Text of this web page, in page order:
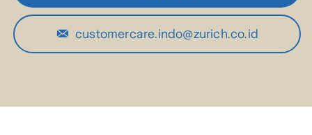
customercare.indo@zurich.co.id